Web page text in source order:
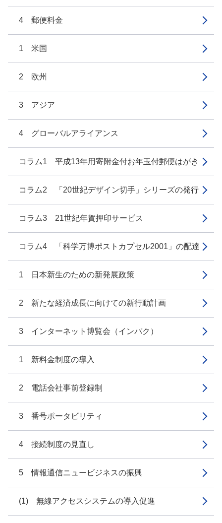
4 郵便料金
1 米国
2 欧州
3 アジア
4 グローバルアライアンス
コラム1 平成13年用寄附金付お年玉付郵便はがき
コラム2 「20世紀デザイン切手」シリーズの発行
コラム3 21世紀年賀押印サービス
コラム4 「科学万博ポストカプセル2001」の配達
1 日本新生のための新発展政策
2 新たな経済成長に向けての新行動計画
3 インターネット博覧会（インパク）
1 新料金制度の導入
2 電話会社事前登録制
3 番号ポータビリティ
4 接続制度の見直し
5 情報通信ニュービジネスの振興
(1) 無線アクセスシステムの導入促進